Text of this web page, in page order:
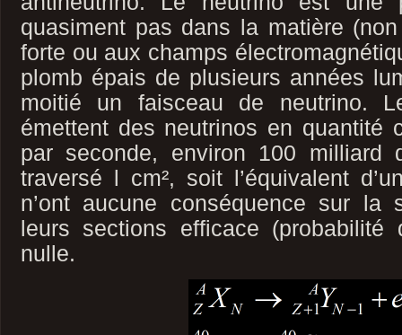
quasiment pas dans la matière
forte ou aux champs
plomb épais de plusieurs années
moitié un faisceau de neutrino.
émettent des neutrinos en quantité
par seconde, environ 100 milliard
traversé l cm², soit l’équivalent
n’ont aucune conséquence sur la
leurs sections efficace (probabilité
nulle.